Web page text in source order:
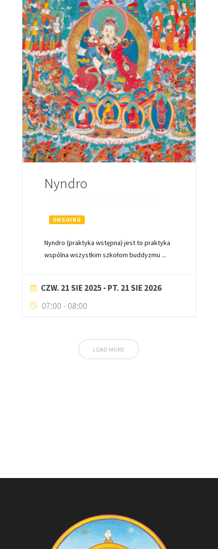
Nyndro
ONGOING
Nyndro (praktyka wstępna) jest to praktyka
wspólna wszystkim szkołom buddyzmu ...
CZW. 21 SIE 2025 - PT. 21 SIE 2026
07:00 - 08:00
LOAD MORE